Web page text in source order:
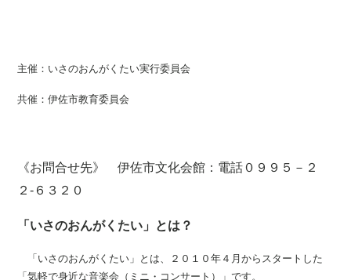
主催：いさのおんがくたい実行委員会
共催：伊佐市教育委員会
《お問合せ先》 伊佐市文化会館：電話０９９５－２
２‐６３２０
「いさのおんがくたい」とは？
「いさのおんがくたい」とは、２０１０年４月からスタートした
「気軽で身近な音楽会（ミニ・コンサート）」です。